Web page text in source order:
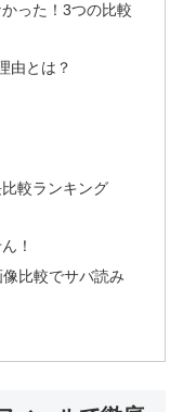
った！3つの比較
由とは？
較ランキング
！
比較でサバ読み